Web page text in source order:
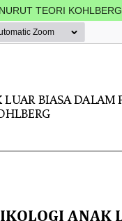
TEORI KOHLBERG